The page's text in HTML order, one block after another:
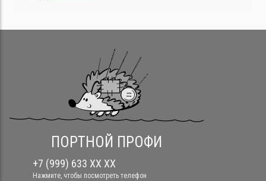
ПОРТНОЙ ПРОФИ
+7 (999) 633 XX XX
Нажмите, чтобы посмотреть телефон